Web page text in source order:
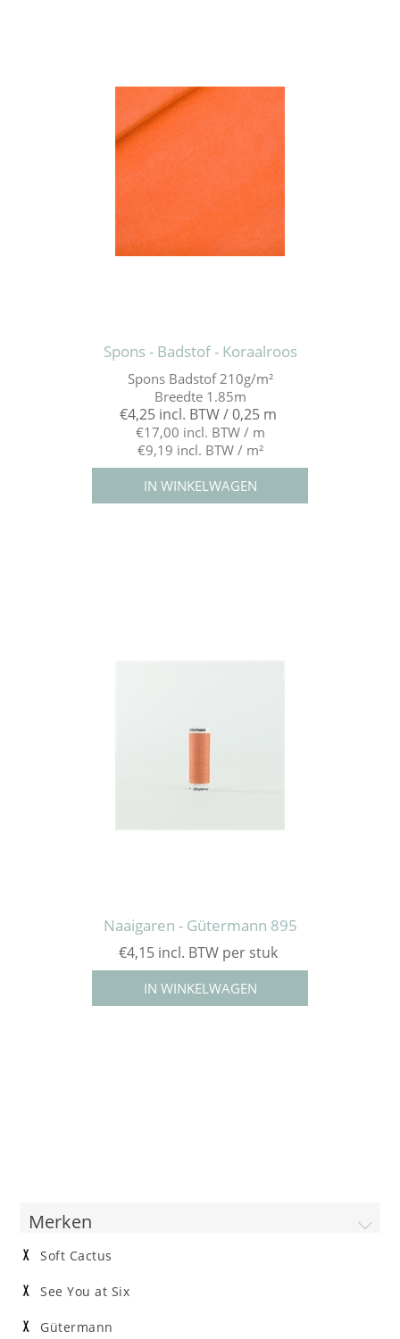
Spons - Badstof - Koraalroos
Spons Badstof 210g/m²
Breedte 1.85m
€4,25 incl. BTW / 0,25 m
€17,00 incl. BTW / m
€9,19 incl. BTW / m²
Naaigaren - Gütermann 895
€4,15 incl. BTW per stuk
Merken
Soft Cactus
See You at Six
Gütermann